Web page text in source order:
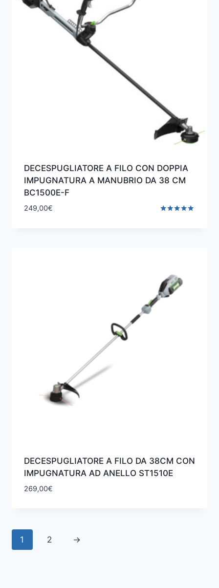
DECESPUGLIATORE A FILO CON DOPPIA
IMPUGNATURA A MANUBRIO DA 38 CM
BC1500E-F
249,00€
DECESPUGLIATORE A FILO DA 38CM CON
IMPUGNATURA AD ANELLO ST1510E
269,00€
1 2 →